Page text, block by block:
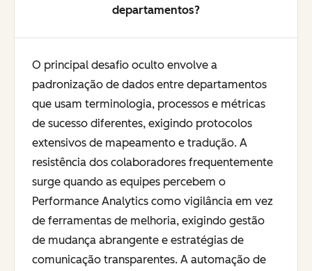
departamentos?
O principal desafio oculto envolve a
padronização de dados entre departamentos
que usam terminologia, processos e métricas
de sucesso diferentes, exigindo protocolos
extensivos de mapeamento e tradução. A
resistência dos colaboradores frequentemente
surge quando as equipes percebem o
Performance Analytics como vigilância em vez
de ferramentas de melhoria, exigindo gestão
de mudança abrangente e estratégias de
comunicação transparentes. A automação de